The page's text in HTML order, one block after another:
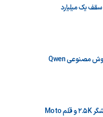
یک میلیارد
اپل در چین امکان اتصال مک به هوش مصنوعی Qwen
موتورولا از تبلت موتو پد 70 با نمایشگر 2.5K و قلم Moto